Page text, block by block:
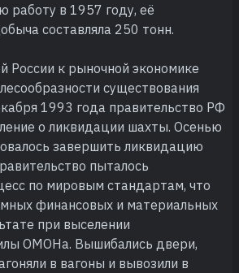
работу в 1957 году, её
составляла 250 тонн.
России к рыночной экономике
существования
1993 года правительство РФ
о ликвидации шахты. Осенью
завершить ликвидацию
пыталось
по мировым стандартам, что
финансовых и материальных
при выселении
ОМОНа. Вышибались двери,
в вагоны и вывозили в